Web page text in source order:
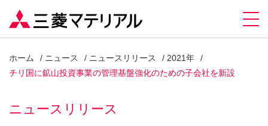
ホーム ニュース ニュースリリース
2021年
チリ国に鉱山投資事業の管理基盤強化のための子会社を新設
ニュースリリース